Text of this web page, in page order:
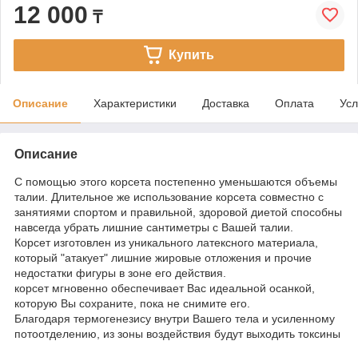
12 000 ₸
Купить
Описание Характеристики Доставка Оплата
Описание
С помощью этого корсета постепенно уменьшаются объемы
талии. Длительное же использование корсета совместно с
занятиями спортом и правильной, здоровой диетой способны
навсегда убрать лишние сантиметры с Вашей талии.
Корсет изготовлен из уникального латексного материала,
который "атакует" лишние жировые отложения и прочие
недостатки фигуры в зоне его действия.
корсет мгновенно обеспечивает Вас идеальной осанкой,
которую Вы сохраните, пока не снимите его.
Благодаря термогенезису внутри Вашего тела и усиленному
потоотделению, из зоны воздействия будут выходить токсины